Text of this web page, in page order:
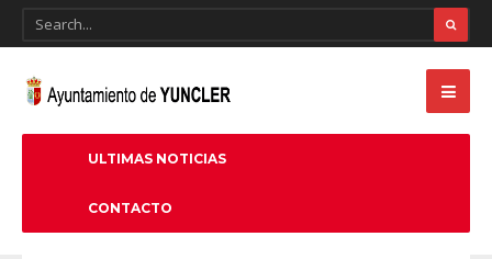
ULTIMAS NOTICIAS
CONTACTO